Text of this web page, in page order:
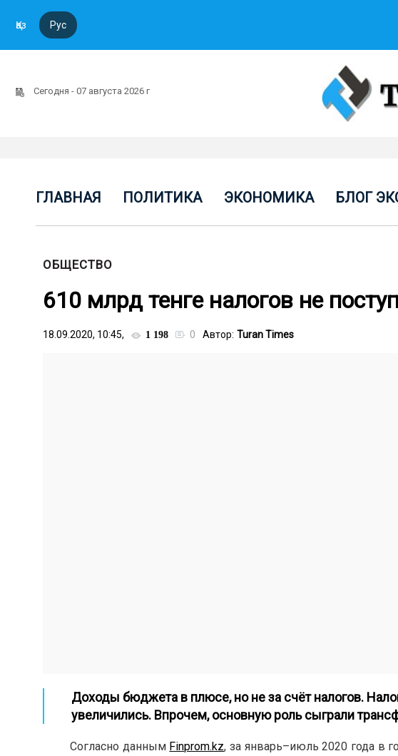
Қаз Рус
Сегодня - 07 августа 2026 г
ГЛАВНАЯ ПОЛИТИКА ЭКОНОМИКА БЛОГ
ОБЩЕСТВО
610 млрд тенге налогов не
18.09.2020, 10:45, 1 198 0 Автор: Turan Times
Доходы бюджета в плюсе, но не за счёт налогов.
увеличились. Впрочем, основную роль сыграли
Согласно данным Finprom.kz, за январь–июль 2020 года в